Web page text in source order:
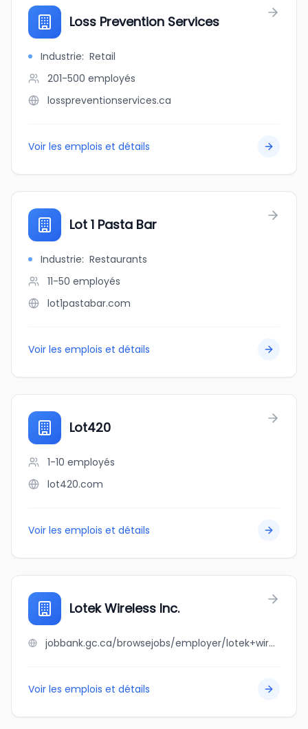
Loss Prevention Services
Industrie: Retail
201-500 employés
losspreventionservices.ca
Voir les emplois et détails
Lot 1 Pasta Bar
Industrie: Restaurants
11-50 employés
lot1pastabar.com
Voir les emplois et détails
Lot420
1-10 employés
lot420.com
Voir les emplois et détails
Lotek Wireless Inc.
jobbank.gc.ca/browsejobs/employer/lotek+wireless+inc./ca
Voir les emplois et détails